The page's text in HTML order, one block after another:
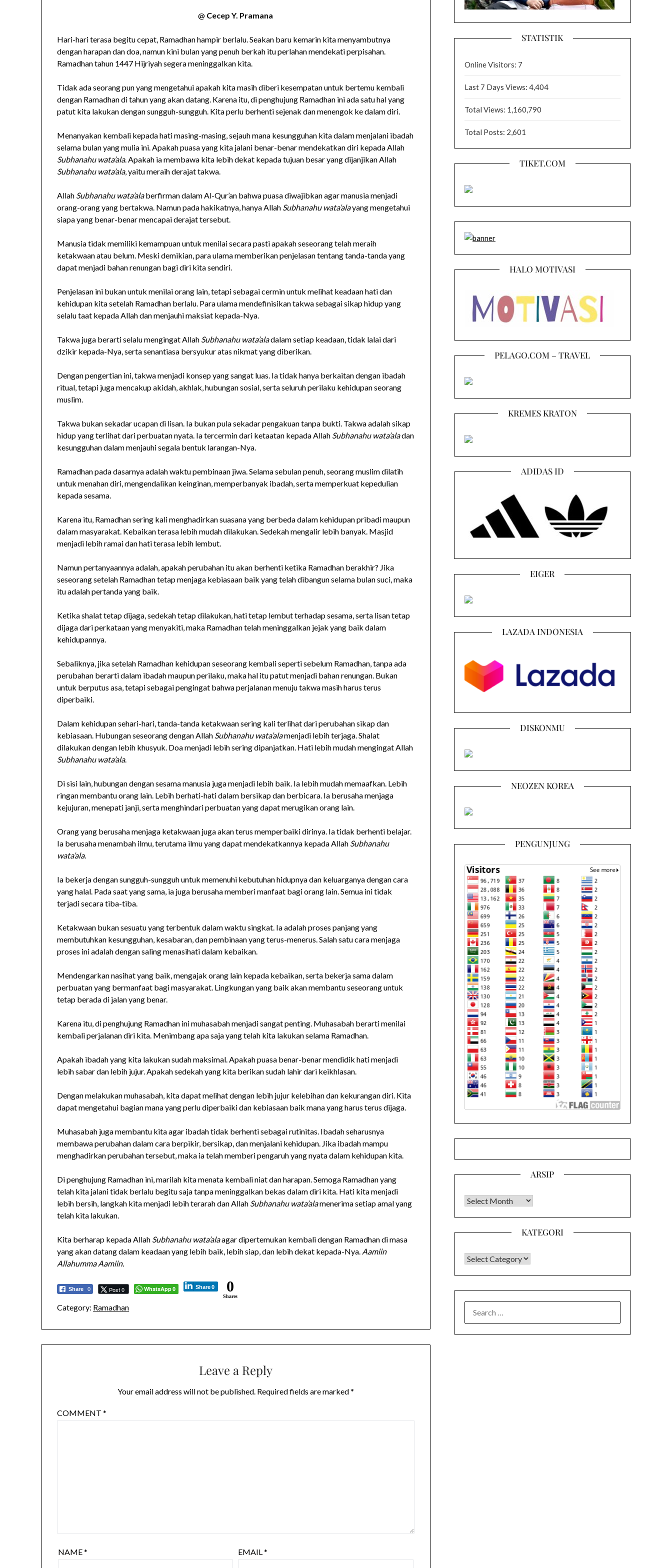
@ Cecep Y. Pramana
Hari-hari terasa begitu cepat, Ramadhan hampir berlalu. Seakan baru kemarin kita menyambutnya
dengan harapan dan doa, namun kini bulan yang penuh berkah itu perlahan mendekati perpisahan.
Ramadhan tahun 1447 Hijriyah segera meninggalkan kita.
Tidak ada seorang pun yang mengetahui apakah kita masih diberi kesempatan untuk bertemu kembali
dengan Ramadhan di tahun yang akan datang. Karena itu, di penghujung Ramadhan ini ada satu hal yang
patut kita lakukan dengan sungguh-sungguh. Kita perlu berhenti sejenak dan menengok ke dalam diri.
Menanyakan kembali kepada hati masing-masing, sejauh mana kesungguhan kita dalam menjalani ibadah
selama bulan yang mulia ini. Apakah puasa yang kita jalani benar-benar mendekatkan diri kepada Allah
Subhanahu wata’ala. Apakah ia membawa kita lebih dekat kepada tujuan besar yang dijanjikan Allah
Subhanahu wata’ala, yaitu meraih derajat takwa.
Allah Subhanahu wata’alaberfirman dalam Al-Qur’an bahwa puasa diwajibkan agar manusia menjadi
orang-orang yang bertakwa. Namun pada hakikatnya, hanya Allah Subhanahu wata’alayang mengetahui
siapa yang benar-benar mencapai derajat tersebut.
Manusia tidak memiliki kemampuan untuk menilai secara pasti apakah seseorang telah meraih
ketakwaan atau belum. Meski demikian, para ulama memberikan penjelasan tentang tanda-tanda yang
dapat menjadi bahan renungan bagi diri kita sendiri.
Penjelasan ini bukan untuk menilai orang lain, tetapi sebagai cermin untuk melihat keadaan hati dan
kehidupan kita setelah Ramadhan berlalu. Para ulama mendefinisikan takwa sebagai sikap hidup yang
selalu taat kepada Allah dan menjauhi maksiat kepada-Nya.
Takwa juga berarti selalu mengingat Allah Subhanahu wata’aladalam setiap keadaan, tidak lalai dari
dzikir kepada-Nya, serta senantiasa bersyukur atas nikmat yang diberikan.
Dengan pengertian ini, takwa menjadi konsep yang sangat luas. Ia tidak hanya berkaitan dengan ibadah
ritual, tetapi juga mencakup akidah, akhlak, hubungan sosial, serta seluruh perilaku kehidupan seorang
muslim.
Takwa bukan sekadar ucapan di lisan. Ia bukan pula sekadar pengakuan tanpa bukti. Takwa adalah sikap
hidup yang terlihat dari perbuatan nyata. Ia tercermin dari ketaatan kepada Allah Subhanahu wata’aladan
kesungguhan dalam menjauhi segala bentuk larangan-Nya.
Ramadhan pada dasarnya adalah waktu pembinaan jiwa. Selama sebulan penuh, seorang muslim dilatih
untuk menahan diri, mengendalikan keinginan, memperbanyak ibadah, serta memperkuat kepedulian
kepada sesama.
Karena itu, Ramadhan sering kali menghadirkan suasana yang berbeda dalam kehidupan pribadi maupun
dalam masyarakat. Kebaikan terasa lebih mudah dilakukan. Sedekah mengalir lebih banyak. Masjid
menjadi lebih ramai dan hati terasa lebih lembut.
Namun pertanyaannya adalah, apakah perubahan itu akan berhenti ketika Ramadhan berakhir? Jika
seseorang setelah Ramadhan tetap menjaga kebiasaan baik yang telah dibangun selama bulan suci, maka
itu adalah pertanda yang baik.
Ketika shalat tetap dijaga, sedekah tetap dilakukan, hati tetap lembut terhadap sesama, serta lisan tetap
dijaga dari perkataan yang menyakiti, maka Ramadhan telah meninggalkan jejak yang baik dalam
kehidupannya.
Sebaliknya, jika setelah Ramadhan kehidupan seseorang kembali seperti sebelum Ramadhan, tanpa ada
perubahan berarti dalam ibadah maupun perilaku, maka hal itu patut menjadi bahan renungan. Bukan
untuk berputus asa, tetapi sebagai pengingat bahwa perjalanan menuju takwa masih harus terus
diperbaiki.
Dalam kehidupan sehari-hari, tanda-tanda ketakwaan sering kali terlihat dari perubahan sikap dan
kebiasaan. Hubungan seseorang dengan Allah Subhanahu wata’alamenjadi lebih terjaga. Shalat
dilakukan dengan lebih khusyuk. Doa menjadi lebih sering dipanjatkan. Hati lebih mudah mengingat Allah
Subhanahu wata’ala.
Di sisi lain, hubungan dengan sesama manusia juga menjadi lebih baik. Ia lebih mudah memaafkan. Lebih
ringan membantu orang lain. Lebih berhati-hati dalam bersikap dan berbicara. Ia berusaha menjaga
kejujuran, menepati janji, serta menghindari perbuatan yang dapat merugikan orang lain.
Orang yang berusaha menjaga ketakwaan juga akan terus memperbaiki dirinya. Ia tidak berhenti belajar.
Ia berusaha menambah ilmu, terutama ilmu yang dapat mendekatkannya kepada Allah Subhanahu
wata’ala.
Ia bekerja dengan sungguh-sungguh untuk memenuhi kebutuhan hidupnya dan keluarganya dengan cara
yang halal. Pada saat yang sama, ia juga berusaha memberi manfaat bagi orang lain. Semua ini tidak
terjadi secara tiba-tiba.
Ketakwaan bukan sesuatu yang terbentuk dalam waktu singkat. Ia adalah proses panjang yang
membutuhkan kesungguhan, kesabaran, dan pembinaan yang terus-menerus. Salah satu cara menjaga
proses ini adalah dengan saling menasihati dalam kebaikan.
Mendengarkan nasihat yang baik, mengajak orang lain kepada kebaikan, serta bekerja sama dalam
perbuatan yang bermanfaat bagi masyarakat. Lingkungan yang baik akan membantu seseorang untuk
tetap berada di jalan yang benar.
Karena itu, di penghujung Ramadhan ini muhasabah menjadi sangat penting. Muhasabah berarti menilai
kembali perjalanan diri kita. Menimbang apa saja yang telah kita lakukan selama Ramadhan.
Apakah ibadah yang kita lakukan sudah maksimal. Apakah puasa benar-benar mendidik hati menjadi
lebih sabar dan lebih jujur. Apakah sedekah yang kita berikan sudah lahir dari keikhlasan.
Dengan melakukan muhasabah, kita dapat melihat dengan lebih jujur kelebihan dan kekurangan diri. Kita
dapat mengetahui bagian mana yang perlu diperbaiki dan kebiasaan baik mana yang harus terus dijaga.
Muhasabah juga membantu kita agar ibadah tidak berhenti sebagai rutinitas. Ibadah seharusnya
membawa perubahan dalam cara berpikir, bersikap, dan menjalani kehidupan. Jika ibadah mampu
menghadirkan perubahan tersebut, maka ia telah memberi pengaruh yang nyata dalam kehidupan kita.
Di penghujung Ramadhan ini, marilah kita menata kembali niat dan harapan. Semoga Ramadhan yang
telah kita jalani tidak berlalu begitu saja tanpa meninggalkan bekas dalam diri kita. Hati kita menjadi
lebih bersih, langkah kita menjadi lebih terarah dan Allah Subhanahu wata’alamenerima setiap amal yang
telah kita lakukan.
Kita berharap kepada Allah Subhanahu wata’alaagar dipertemukan kembali dengan Ramadhan di masa
yang akan datang dalam keadaan yang lebih baik, lebih siap, dan lebih dekat kepada-Nya. Aamiin
Allahumma Aamiin.
Share 0 Post 0 WhatsApp0 Share0 0
Shares
Category: Ramadhan
Leave a Reply
Your email address will not be published. Required fields are marked*
COMMENT*
NAME* EMAIL*
STATISTIK
Online Visitors: 7
Last 7 Days Views: 4,404
Total Views: 1,160,790
Total Posts: 2,601
TIKET.COM
HALO MOTIVASI
PELAGO.COM – TRAVEL
KREMES KRATON
ADIDAS ID
EIGER
LAZADA INDONESIA
DISKONMU
NEOZEN KOREA
PENGUNJUNG
ARSIP
Arsip
KATEGORI
KATEGORI
FOR: